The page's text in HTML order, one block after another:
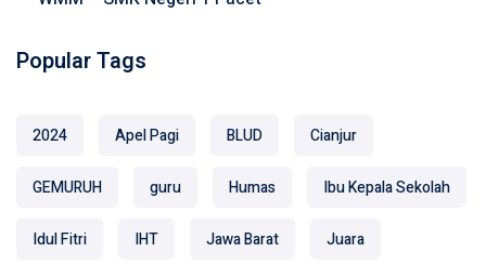
Popular Tags
2024 Apel Pagi BLUD Cianjur
GEMURUH guru Humas Ibu Kepala Sekolah
Idul Fitri IHT Jawa Barat Juara